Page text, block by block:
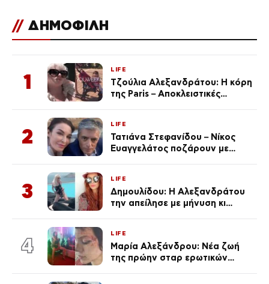
// ΔΗΜΟΦΙΛΗ
1
LIFE
Τζούλια Αλεξανδράτου: Η κόρη
της Paris – Αποκλειστικές
2
LIFE
Τατιάνα Στεφανίδου – Νίκος
Ευαγγελάτος ποζάρουν με
3
LIFE
Δημουλίδου: Η Αλεξανδράτου
την απείλησε με μήνυση κι
ποια είσαι σοκαρίστικα»
4
LIFE
Μαρία Αλεξάνδρου: Νέα ζωή
της πρώην σταρ ερωτικών